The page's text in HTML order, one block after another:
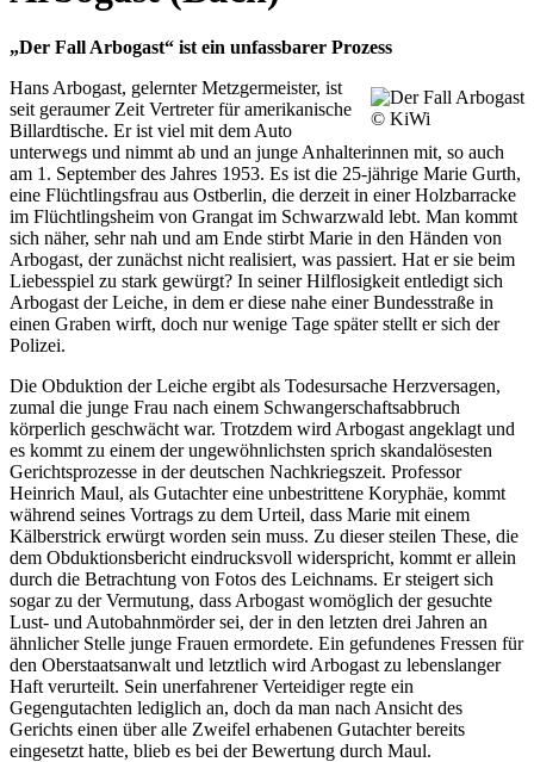
„Der Fall Arbogast“ ist ein unfassbarer Prozess
© KiWi
Hans Arbogast, gelernter Metzgermeister, ist
seit geraumer Zeit Vertreter für amerikanische
Billardtische. Er ist viel mit dem Auto
unterwegs und nimmt ab und an junge Anhalterinnen mit, so auch
am 1. September des Jahres 1953. Es ist die 25-jährige Marie Gurth,
eine Flüchtlingsfrau aus Ostberlin, die derzeit in einer Holzbarracke
im Flüchtlingsheim von Grangat im Schwarzwald lebt. Man kommt
sich näher, sehr nah und am Ende stirbt Marie in den Händen von
Arbogast, der zunächst nicht realisiert, was passiert. Hat er sie beim
Liebesspiel zu stark gewürgt? In seiner Hilflosigkeit entledigt sich
Arbogast der Leiche, in dem er diese nahe einer Bundesstraße in
einen Graben wirft, doch nur wenige Tage später stellt er sich der
Polizei.
Die Obduktion der Leiche ergibt als Todesursache Herzversagen,
zumal die junge Frau nach einem Schwangerschaftsabbruch
körperlich geschwächt war. Trotzdem wird Arbogast angeklagt und
es kommt zu einem der ungewöhnlichsten sprich skandalösesten
Gerichtsprozesse in der deutschen Nachkriegszeit. Professor
Heinrich Maul, als Gutachter eine unbestrittene Koryphäe, kommt
während seines Vortrags zu dem Urteil, dass Marie mit einem
Kälberstrick erwürgt worden sein muss. Zu dieser steilen These, die
dem Obduktionsbericht eindrucksvoll widerspricht, kommt er allein
durch die Betrachtung von Fotos des Leichnams. Er steigert sich
sogar zu der Vermutung, dass Arbogast womöglich der gesuchte
Lust- und Autobahnmörder sei, der in den letzten drei Jahren an
ähnlicher Stelle junge Frauen ermordete. Ein gefundenes Fressen für
den Oberstaatsanwalt und letztlich wird Arbogast zu lebenslanger
Haft verurteilt. Sein unerfahrener Verteidiger regte ein
Gegengutachten lediglich an, doch da man nach Ansicht des
Gerichts einen über alle Zweifel erhabenen Gutachter bereits
eingesetzt hatte, blieb es bei der Bewertung durch Maul.